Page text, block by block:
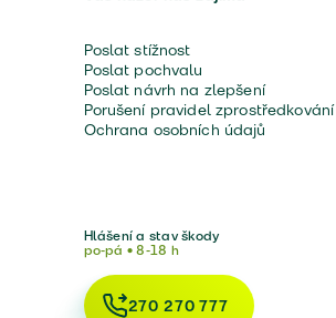
Poslat stížnost
Poslat pochvalu
Poslat návrh na zlepšení
Porušení pravidel zprostředkování
Ochrana osobních údajů
Hlášení a stav škody
po-pá • 8-18 h
270 270 777